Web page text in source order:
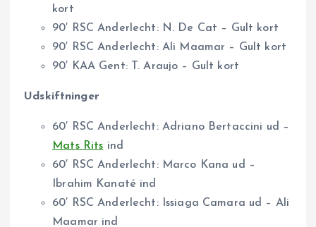
kort
90′ RSC Anderlecht: N. De Cat – Gult kort
90′ RSC Anderlecht: Ali Maamar – Gult kort
90′ KAA Gent: T. Araujo – Gult kort
Udskiftninger
60′ RSC Anderlecht: Adriano Bertaccini ud –
Mats Rits ind
60′ RSC Anderlecht: Marco Kana ud –
Ibrahim Kanaté ind
60′ RSC Anderlecht: Issiaga Camara ud – Ali
Maamar ind